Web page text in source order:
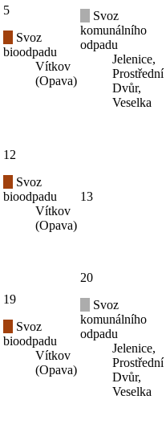
5
Svoz
bioodpadu
Vítkov
(Opava)
Svoz
komunálního
odpadu
Jelenice,
Prostřední
Dvůr,
Veselka
12
Svoz
bioodpadu
Vítkov
(Opava)
13
19
Svoz
bioodpadu
Vítkov
(Opava)
20
Svoz
komunálního
odpadu
Jelenice,
Prostřední
Dvůr,
Veselka